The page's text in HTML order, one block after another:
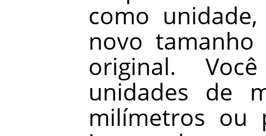
como
novo
original.
unidades de
milímetros ou